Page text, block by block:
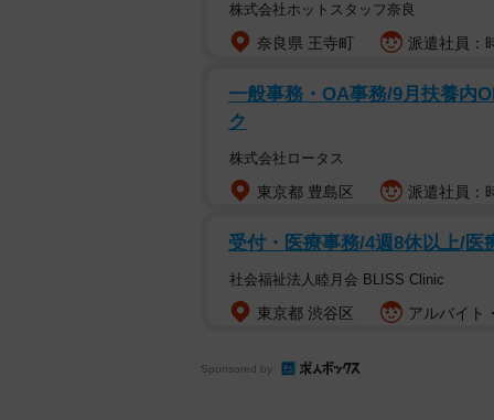
株式会社ホットスタッフ奈良
奈良県 王寺町 派遣社員：
一般事務・OA事務/9月扶養内
ク
株式会社ロータス
東京都 豊島区 派遣社員：
受付・医療事務/4週8休以上/医
社会福祉法人睦月会 BLISS Clinic
東京都 渋谷区 アルバイト
Sponsored by